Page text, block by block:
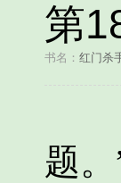
第
书名： 红门杀
我
题。